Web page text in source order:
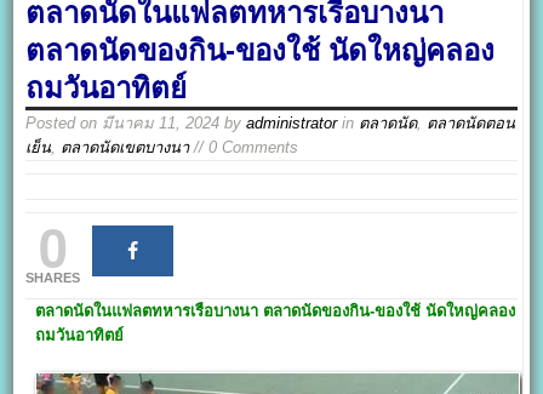
ตลาดนัดในแฟลตทหารเรือบางนา
ตลาดนัดของกิน-ของใช้ นัดใหญ่คลอง
ถมวันอาทิตย์
Posted on มีนาคม 11, 2024 byadministratorin ตลาดนัด, ตลาดนัดตอน
เย็น, ตลาดนัดเขตบางนา// 0 Comments
0
SHARES
ตลาดนัดในแฟลตทหารเรือบางนา ตลาดนัดของกิน-ของใช้ นัดใหญ่คลอง
ถมวันอาทิตย์